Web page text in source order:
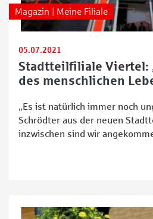
Magazin | Meine Filiale
05.07.2021
Stadtteilfiliale Viertel:
des menschlichen
„Es ist natürlich immer noch
Schrödter aus der neuen
inzwischen sind wir
Ostertorsteinweg 45